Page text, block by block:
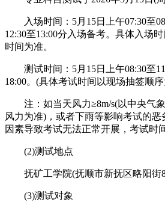
入场时间：5月15日上午07:30至
12:30至13:00分入场备考。具体入场
时间为准。
测试时间：5月15日上午08:30至
18:00。(具体考试时间以现场抽签顺
注：如当天风力≥8m/s(以中央气象
风力为准)，或者下雨等影响考试的
因素导致考试无法正常开展，考试时
(2)测试地点
抚矿工学院(抚顺市新抚区略阳街
(3)测试对象